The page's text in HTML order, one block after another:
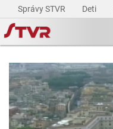
Správy STVR Deti